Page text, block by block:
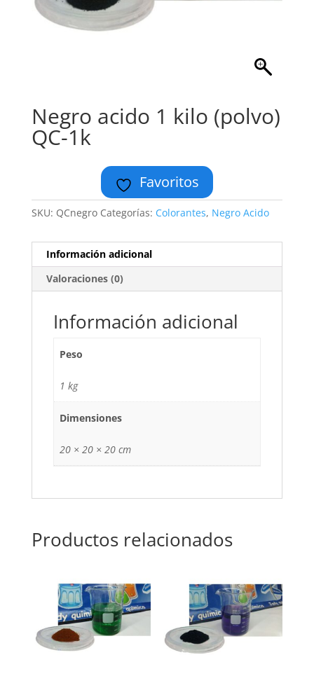
Negro acido 1 kilo (polvo)
QC-1k
Favoritos
SKU: QCnegro Categorías: Colorantes, Negro Acido
Información adicional
Valoraciones (0)
Información adicional
Peso
1 kg
Dimensiones
20 × 20 × 20 cm
Productos relacionados